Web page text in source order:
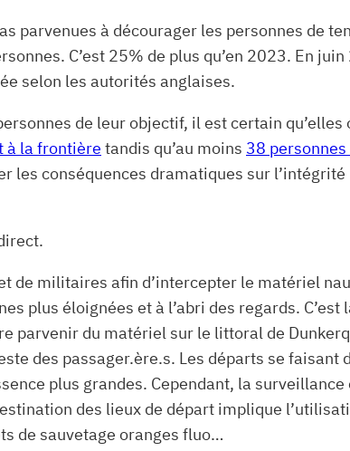
parvenues à décourager les personnes de
C’est 25% de plus qu’en 2023. En
selon les autorités anglaises.
de leur objectif, il est certain qu’elles
à la frontière tandis qu’au moins 38
les conséquences dramatiques sur
de militaires afin d’intercepter le matériel
plus éloignées et à l’abri des regards.
du matériel sur le littoral de
des passager.ère.s. Les départs se faisant
plus grandes. Cependant, la
des lieux de départ implique
de sauvetage oranges fluo…